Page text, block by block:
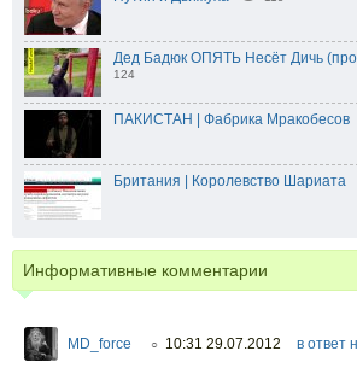
Дед Бадюк ОПЯТЬ Несёт Дичь (про
124
ПАКИСТАН | Фабрика Мракобесов
Британия | Королевство Шариата
Информативные комментарии
MD_force ○ 10:31 29.07.2012 в ответ